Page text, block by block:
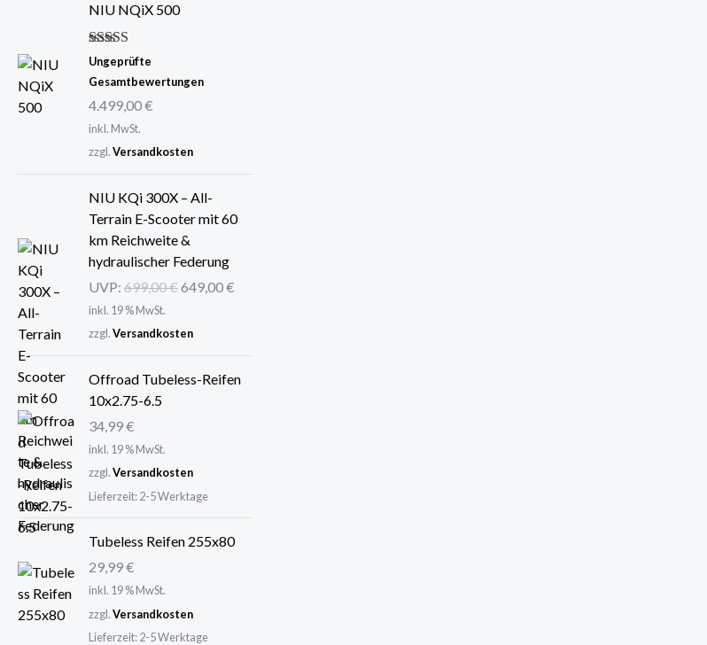
NIU NQiX 500
Bewertet mit
5.00
von 5
Ungeprüfte
Gesamtbewertungen
4.499,00€
inkl. MwSt.
zzgl.Versandkosten
NIU KQi 300X – All-
Terrain E-Scooter mit 60
km Reichweite &
hydraulischer Federung
UVP: 699,00€
s
p
r
ü
g
i
r
i
a
r
649,00€
t
P
:
inkl. 19 % MwSt.
zzgl.Versandkosten
Offroad Tubeless-Reifen
10x2.75-6.5
34,99€
inkl. 19 % MwSt.
zzgl.Versandkosten
Lieferzeit:2-5 Werktage
Tubeless Reifen 255x80
29,99€
inkl. 19 % MwSt.
zzgl.Versandkosten
Lieferzeit:2-5 Werktage